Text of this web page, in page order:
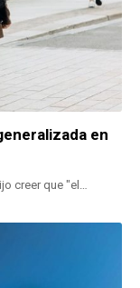
en
creer que "el…